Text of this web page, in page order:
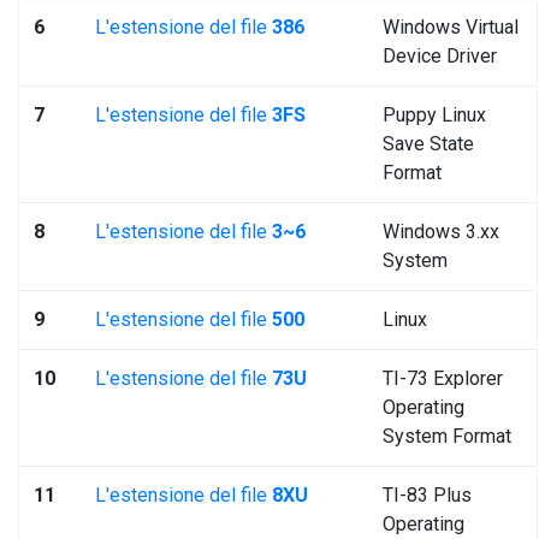
6 L'estensione del file 386
Windows Virtual
Device Driver
7 L'estensione del file 3FS
Puppy Linux
Save State
Format
8 L'estensione del file 3~6
Windows 3.xx
System
9 L'estensione del file 500 Linux
10 L'estensione del file 73U
TI-73 Explorer
Operating
System Format
11 L'estensione del file 8XU
TI-83 Plus
Operating